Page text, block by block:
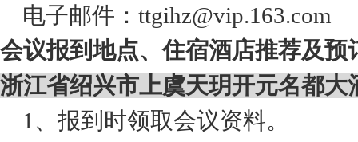
电子邮件： ttgihz@vip.163.com
会议报到地点、住宿酒店推荐及预
浙江省绍兴市上虞天玥开元名都大
1 、报到时领取会议资料。